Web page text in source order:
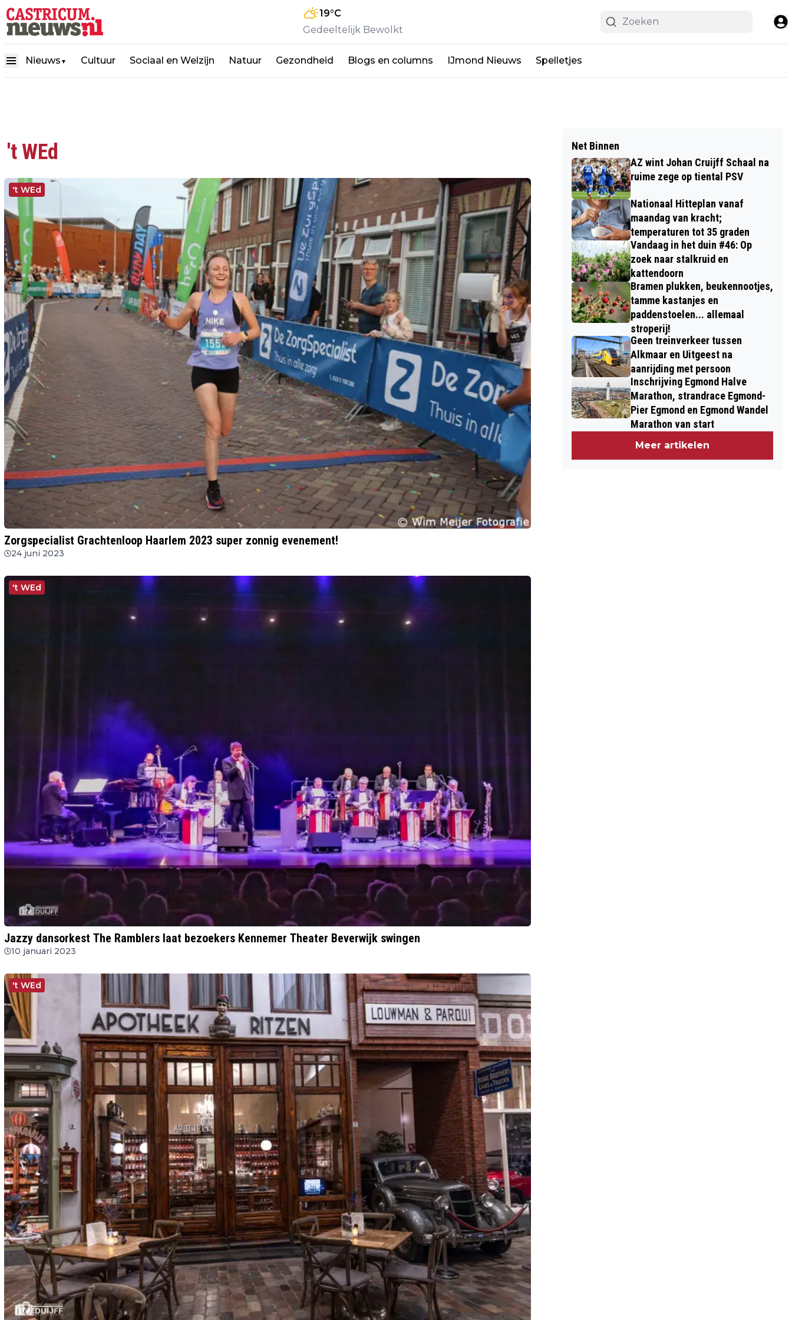
19°C
Gedeeltelijk Bewolkt
Nieuws ▼ Cultuur Sociaal en Welzijn Natuur Gezondheid Blogs en columns IJmond Nieuws Spelletjes
't WEd
't WEd
Zorgspecialist Grachtenloop Haarlem 2023 super zonnig evenement!
24 juni 2023
't WEd
Jazzy dansorkest The Ramblers laat bezoekers Kennemer Theater Beverwijk swingen
10 januari 2023
't WEd
Net Binnen
AZ wint Johan Cruijff Schaal na
ruime zege op tiental PSV
Nationaal Hitteplan vanaf
maandag van kracht;
temperaturen tot 35 graden
Vandaag in het duin #46: Op
zoek naar stalkruid en
kattendoorn
Bramen plukken, beukennootjes,
tamme kastanjes en
paddenstoelen... allemaal
stroperij!
Geen treinverkeer tussen
Alkmaar en Uitgeest na
aanrijding met persoon
Inschrijving Egmond Halve
Marathon, strandrace Egmond-
Pier Egmond en Egmond Wandel
Marathon van start
Meer artikelen